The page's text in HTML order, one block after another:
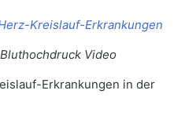
Kreislauf-Erkrankungen
Video
Erkrankungen in der